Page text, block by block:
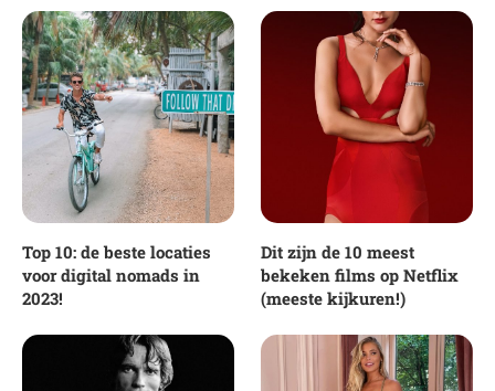
Top 10: de beste locaties
voor digital nomads in
2023!
Dit zijn de 10 meest
bekeken films op Netflix
(meeste kijkuren!)